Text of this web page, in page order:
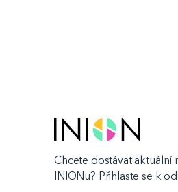
Chcete dostávat aktuální
INIONu? Přihlaste se k